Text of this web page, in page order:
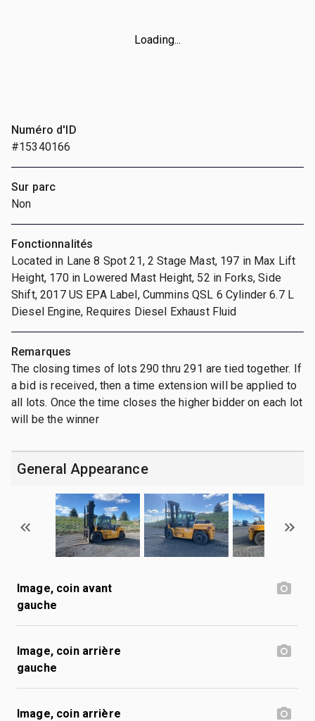
Loading...
Numéro d'ID
#15340166
Sur parc
Non
Fonctionnalités
Located in Lane 8 Spot 21, 2 Stage Mast, 197 in Max Lift
Height, 170 in Lowered Mast Height, 52 in Forks, Side
Shift, 2017 US EPA Label, Cummins QSL 6 Cylinder 6.7 L
Diesel Engine, Requires Diesel Exhaust Fluid
Remarques
The closing times of lots 290 thru 291 are tied together. If
a bid is received, then a time extension will be applied to
all lots. Once the time closes the higher bidder on each lot
will be the winner
General Appearance
Image, coin avant
gauche
Image, coin arrière
gauche
Image, coin arrière